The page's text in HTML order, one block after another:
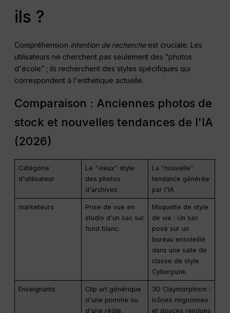
ils ?
Compréhension intention de rechercheest cruciale. Les
utilisateurs ne cherchent pas seulement des “photos
d'école” ; ils recherchent des styles spécifiques qui
correspondent à l'esthétique actuelle.
Comparaison : Anciennes photos de
stock et nouvelles tendances de l'IA
(2026)
Catégorie
d'utilisateur
Le “vieux” style
des photos
d'archives
La “nouvelle”
tendance générée
par l'IA
marketeurs
Prise de vue en
studio d'un sac sur
fond blanc.
Maquette de style
de vie : Un sac
posé sur un
bureau ensoleillé
dans une salle de
classe de style
Cyberpunk.
Enseignants
Clip art générique
d'une pomme ou
d'une règle.
3D Claymorphism :
Icônes mignonnes
et douces rendues